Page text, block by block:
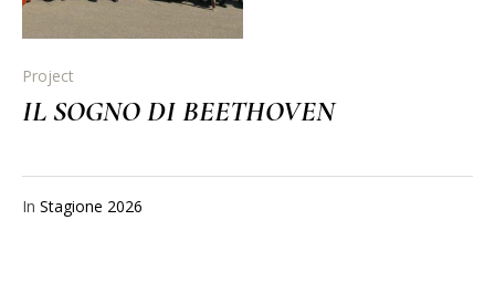
Project
IL SOGNO DI BEETHOVEN
In Stagione 2026